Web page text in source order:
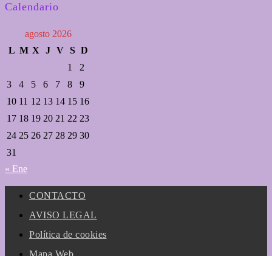
Calendario
agosto 2026
L M X J V S D
1
2
3
4 5 6 7 8
9
10 11 12 13 14 15 16
17 18 19 20 21 22 23
24 25 26 27 28 29 30
31
« Ene
CONTACTO
AVISO LEGAL
Política de cookies